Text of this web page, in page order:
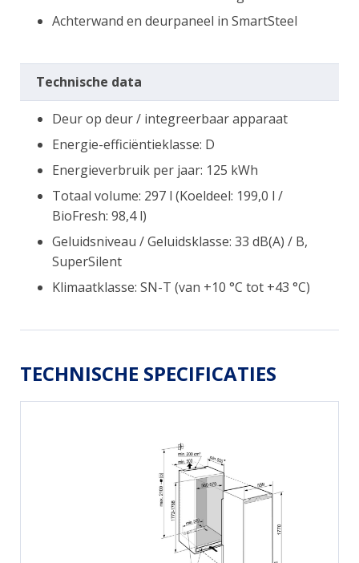
Achterwand en deurpaneel in SmartSteel
Technische data
Deur op deur / integreerbaar apparaat
Energie-efficiëntieklasse: D
Energieverbruik per jaar: 125 kWh
Totaal volume: 297 l (Koeldeel: 199,0 l /
BioFresh: 98,4 l)
Geluidsniveau / Geluidsklasse: 33 dB(A) / B,
SuperSilent
Klimaatklasse: SN-T (van +10 °C tot +43 °C)
TECHNISCHE SPECIFICATIES